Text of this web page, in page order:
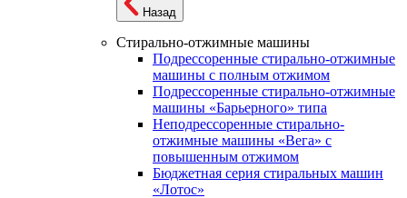
Назад
Стирально-отжимные машины
Подрессоренные стирально-отжимные
машины с полным отжимом
Подрессоренные стирально-отжимные
машины «Барьерного» типа
Неподрессоренные стирально-
отжимные машины «Вега» с
повышенным отжимом
Бюджетная серия стиральных машин
«Лотос»